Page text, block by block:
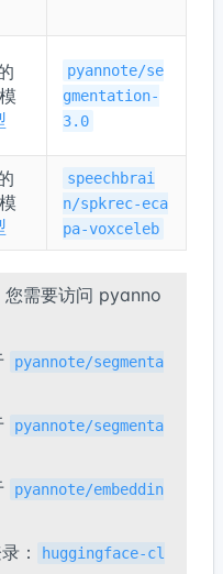
pyannote/se
gmentation-
3.0
speechbrai
n/spkrec-eca
pa-voxceleb
需要访问 pyanno
pyannote/segmenta
pyannote/segmenta
pyannote/embeddin
：
huggingface-cl